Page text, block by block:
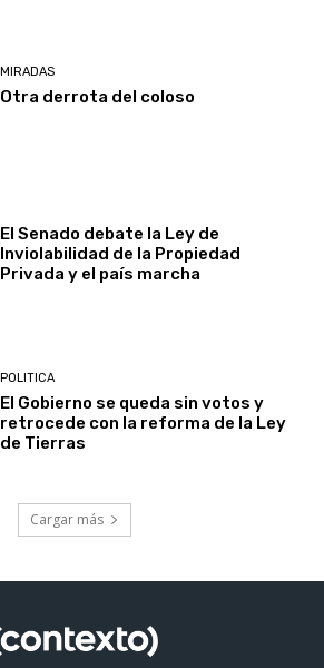
MIRADAS
Otra derrota del coloso
El Senado debate la Ley de
Inviolabilidad de la Propiedad
Privada y el país marcha
POLITICA
El Gobierno se queda sin votos y
retrocede con la reforma de la Ley
de Tierras
Cargar más